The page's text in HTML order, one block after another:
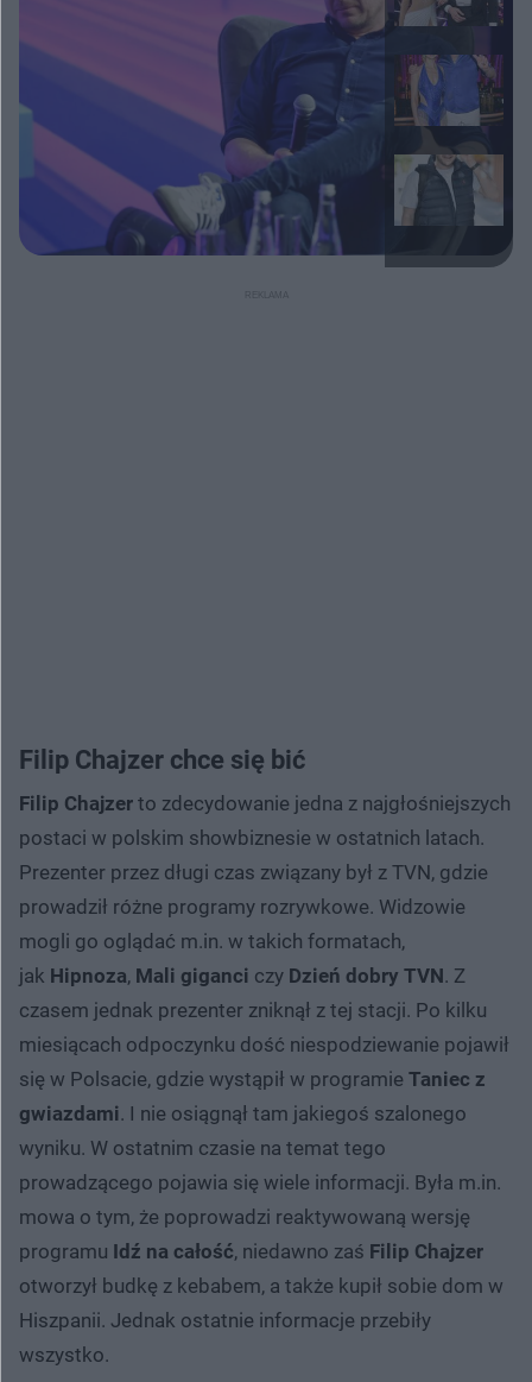
Filip Chajzer chce się bić
Filip Chajzer to zdecydowanie jedna z najgłośniejszych
postaci w polskim showbiznesie w ostatnich latach.
Prezenter przez długi czas związany był z TVN, gdzie
prowadził różne programy rozrywkowe. Widzowie
mogli go oglądać m.in. w takich formatach,
jak Hipnoza, Mali giganci czy Dzień dobry TVN. Z
czasem jednak prezenter zniknął z tej stacji. Po kilku
miesiącach odpoczynku dość niespodziewanie pojawił
się w Polsacie, gdzie wystąpił w programie Taniec z
gwiazdami. I nie osiągnął tam jakiegoś szalonego
wyniku. W ostatnim czasie na temat tego
prowadzącego pojawia się wiele informacji. Była m.in.
mowa o tym, że poprowadzi reaktywowaną wersję
programu Idź na całość, niedawno zaś Filip Chajzer
otworzył budkę z kebabem, a także kupił sobie dom w
Hiszpanii. Jednak ostatnie informacje przebiły
wszystko.